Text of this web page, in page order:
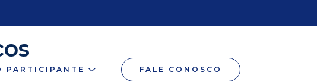
PARTICIPANTE FALE CONOSCO